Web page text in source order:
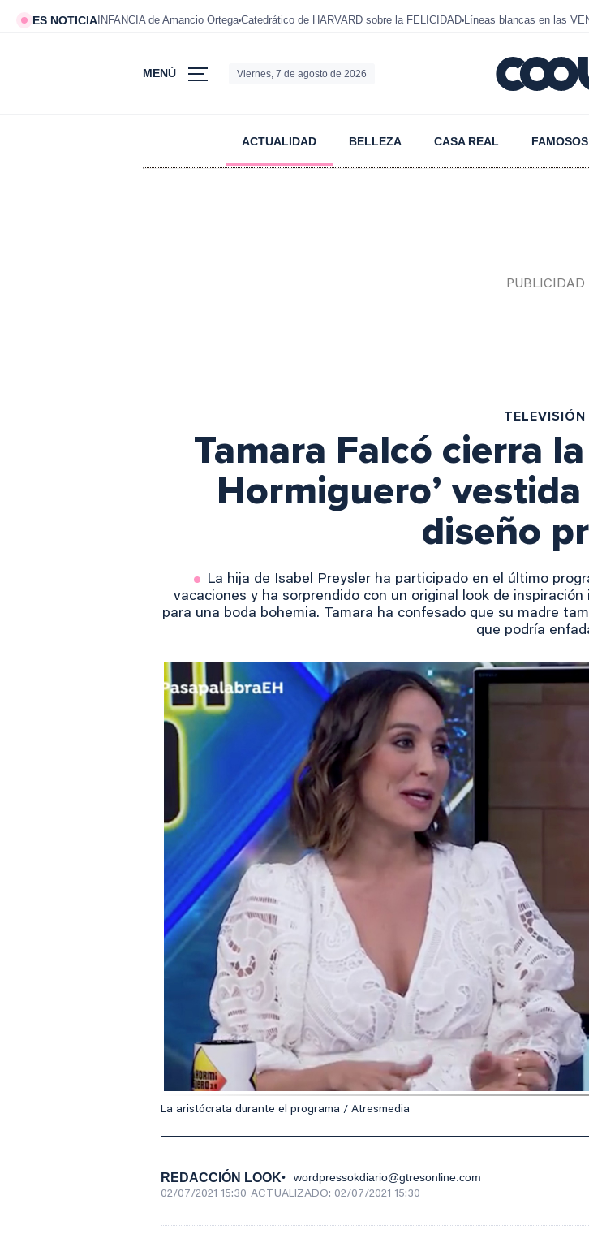
ES NOTICIA INFANCIA de Amancio Ortega Catedrático de HARVARD sobre la FELICIDAD Líneas blancas en las
MENÚ Viernes, 7 de agosto de 2026
ACTUALIDAD BELLEZA CASA REAL FAMOSOS
TELEVISIÓN
Tamara Falcó cierra
Hormiguero’
diseño
La hija de Isabel Preysler ha participado en el último
vacaciones y ha sorprendido con un original look de
para una boda bohemia. Tamara ha confesado que su madre
que podría
La aristócrata durante el programa / Atresmedia
REDACCIÓN LOOK wordpressokdiario@gtresonline.com
02/07/2021 15:30 ACTUALIZADO: 02/07/2021 15:30